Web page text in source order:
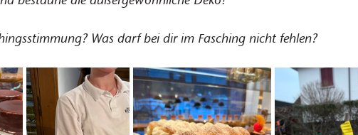
Was darf bei dir im Fasching nicht fehlen?